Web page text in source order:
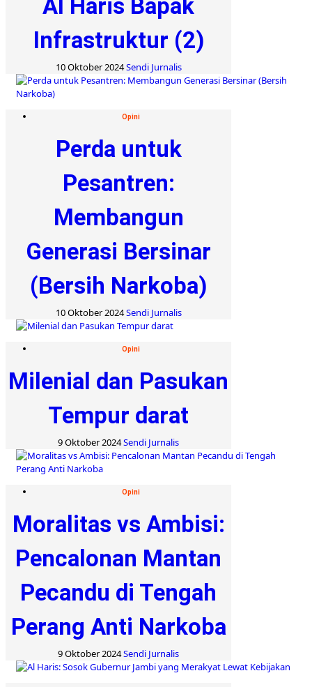
Al Haris Bapak
Infrastruktur (2)
10 Oktober 2024Sendi Jurnalis
Opini
Perda untuk
Pesantren:
Membangun
Generasi Bersinar
(Bersih Narkoba)
10 Oktober 2024Sendi Jurnalis
Opini
Milenial dan Pasukan
Tempur darat
9 Oktober 2024Sendi Jurnalis
Opini
Moralitas vs Ambisi:
Pencalonan Mantan
Pecandu di Tengah
Perang Anti Narkoba
9 Oktober 2024Sendi Jurnalis